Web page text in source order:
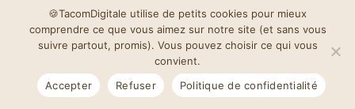
optimisation continue du site.
Chaque contenu a été pensé pour :
positionnement
,renforcer la crédibilitédu professionnel
inciter à la prise de contact.
🍪TacomDigitale utilise de petits cookies pour mieux
comprendre ce que vous aimez sur notre site (et sans vous
suivre partout, promis). Vous pouvez choisir ce qui vous
convient.
Accepter
Refuser Politique de confidentialité